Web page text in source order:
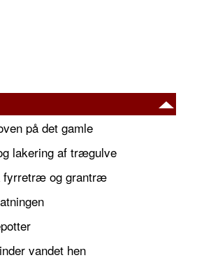
på det gamle
lakering af trægulve
fyrretræ og grantræ
vandet hen